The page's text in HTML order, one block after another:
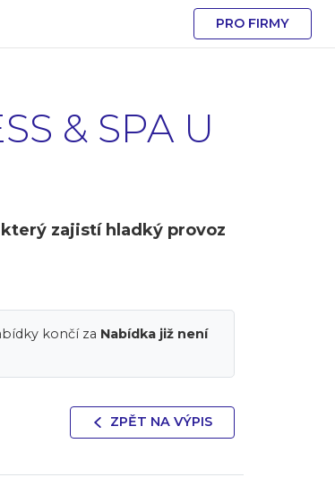
PRO FIRMY
& SPA U
zajistí hladký provoz
končí za Nabídka již není
ZPĚT NA VÝPIS